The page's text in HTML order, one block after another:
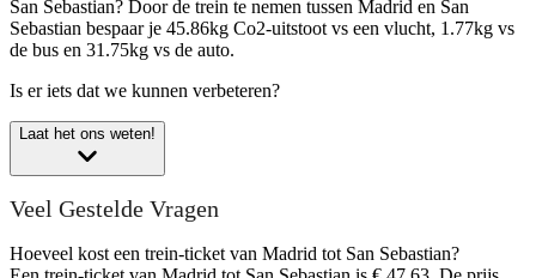
San Sebastian? Door de trein te nemen tussen Madrid en San
Sebastian bespaar je 45.86kg Co2-uitstoot vs een vlucht, 1.77kg vs
de bus en 31.75kg vs de auto.
Is er iets dat we kunnen verbeteren?
Laat het ons weten!
Veel Gestelde Vragen
Hoeveel kost een trein-ticket van Madrid tot San Sebastian?